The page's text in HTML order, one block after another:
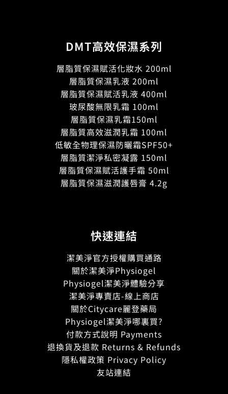
DMT高效保濕系列
層脂質保濕賦活化妝水 200ml
層脂質保濕乳液 200ml
層脂質保濕賦活乳液 400ml
玻尿酸無限乳霜 100ml
層脂質保濕乳霜150ml
層脂質高效滋潤乳霜 100ml
低敏全物理保濕防曬霜SPF50+
層脂質潔淨私密凝露 150ml
層脂質保濕賦活護手霜 50ml
層脂質保濕滋潤護唇膏 4.2g
快速連結
潔美淨官方授權購買通路
關於潔美淨Physiogel
Physiogel潔美淨體驗分享
潔美淨專賣店-線上商店
關於Citycare麗登藥局
Physiogel潔美淨哪裏買?
付款方式說明 Payments
退換貨及退款 Returns & Refunds
隱私權政策 Privacy Policy
友站連結